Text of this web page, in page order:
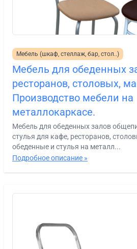
Мебель (шкаф, стеллаж, бар, стол..)
Мебель для обеденных
ресторанов, столовых,
Производство мебели на
металлокаркасе.
Мебель для обеденных залов
стулья для кафе, ресторанов,
обеденные и стулья на металл...
Подробное описание »